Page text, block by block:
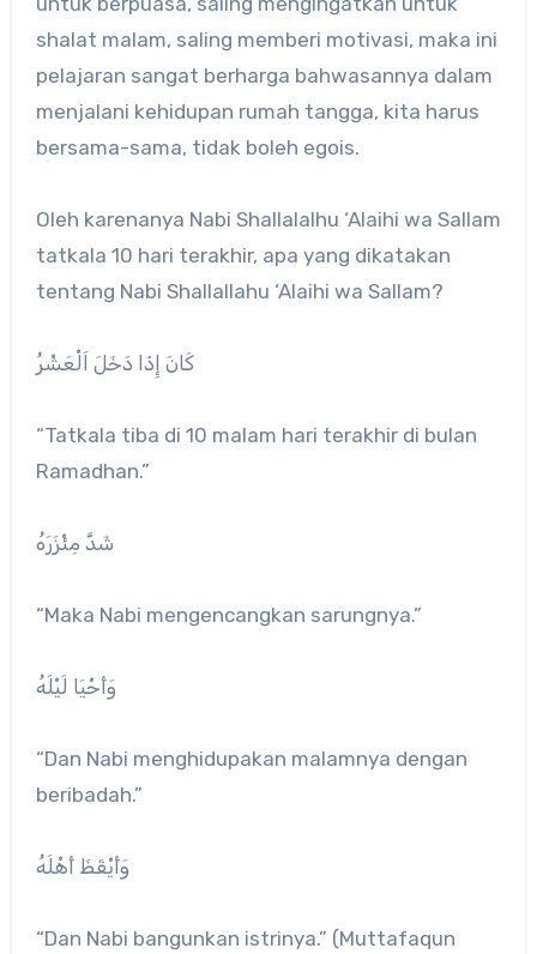
shalat malam, saling memberi motivasi, maka ini
pelajaran sangat berharga bahwasannya dalam
menjalani kehidupan rumah tangga, kita harus
bersama-sama, tidak boleh egois.
Oleh karenanya Nabi Shallalalhu ‘Alaihi wa Sallam
tatkala 10 hari terakhir, apa yang dikatakan
tentang Nabi Shallallahu ‘Alaihi wa Sallam?
كَانَ إِذَا دَخَلَ اَلْعَشْرُ
“Tatkala tiba di 10 malam hari terakhir di bulan
Ramadhan.”
شَدَّ مِئْزَرَهُ
“Maka Nabi mengencangkan sarungnya.”
وَأَحْيَا لَيْلَهُ
“Dan Nabi menghidupakan malamnya dengan
beribadah.”
وَأَيْقَظَ أَهْلَهُ
“Dan Nabi bangunkan istrinya.” (Muttafaqun